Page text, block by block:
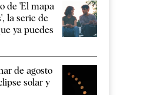
de 'El mapa
la serie de
ya puedes
de agosto
solar y